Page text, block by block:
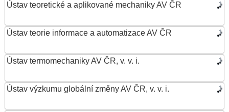
Ústav teoretické a aplikované mechaniky AV ČR
Ústav teorie informace a automatizace AV ČR
Ústav termomechaniky AV ČR, v. v. i.
Ústav výzkumu globální změny AV ČR, v. v. i.